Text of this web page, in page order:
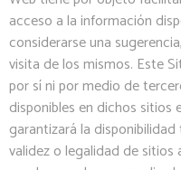
acceso a la información
considerarse una
visita de los mismos. Este
por sí ni por medio de
disponibles en dichos sitios
garantizará la
validez o legalidad de sitios